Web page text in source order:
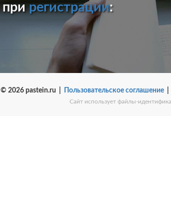
прирегистрации:
© 2026 pastein.ru | Пользовательское соглашение|
Сайт использует файлы-